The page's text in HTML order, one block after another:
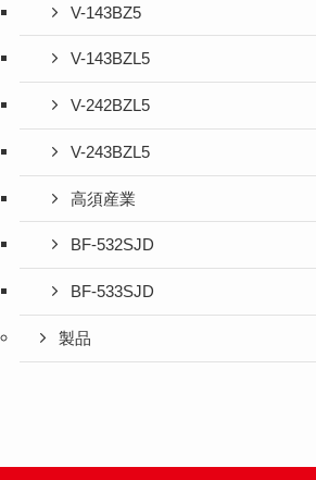
V-143BZ5
V-143BZL5
V-242BZL5
V-243BZL5
高須産業
BF-532SJD
BF-533SJD
製品